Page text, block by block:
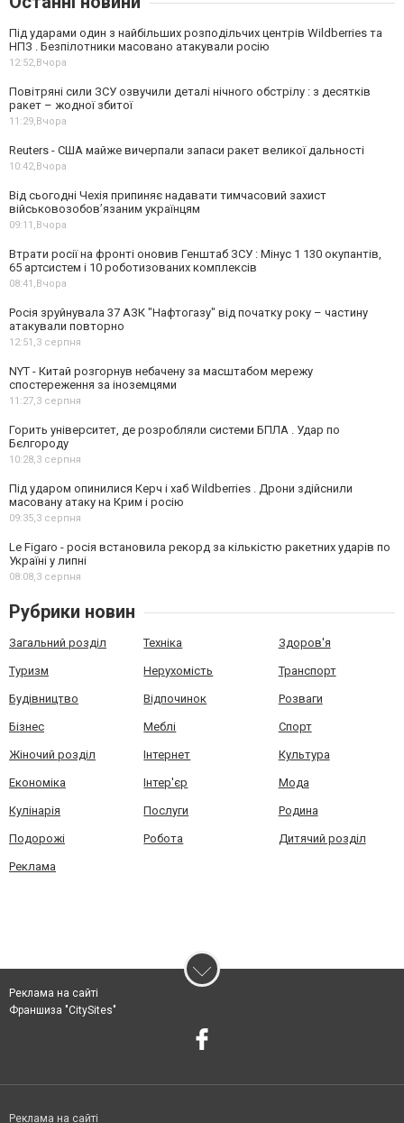
Під ударами один з найбільших розподільчих центрів Wildberries та
НПЗ . Безпілотники масовано атакували росію
12:52, Вчора
Повітряні сили ЗСУ озвучили деталі нічного обстрілу : з десятків
ракет – жодної збитої
11:29, Вчора
Reuters - США майже вичерпали запаси ракет великої дальності
10:42, Вчора
Від сьогодні Чехія припиняє надавати тимчасовий захист
військовозобов’язаним українцям
09:11, Вчора
Втрати росії на фронті оновив Генштаб ЗСУ : Мінус 1 130 окупантів,
65 артсистем і 10 роботизованих комплексів
08:41, Вчора
Росія зруйнувала 37 АЗК "Нафтогазу" від початку року – частину
атакували повторно
12:51, 3 серпня
NYT - Китай розгорнув небачену за масштабом мережу
спостереження за іноземцями
11:27, 3 серпня
Горить університет, де розробляли системи БПЛА . Удар по
Бєлгороду
10:28, 3 серпня
Під ударом опинилися Керч і хаб Wildberries . Дрони здійснили
масовану атаку на Крим і росію
09:35, 3 серпня
Le Figaro - росія встановила рекорд за кількістю ракетних ударів по
Україні у липні
08:08, 3 серпня
Рубрики новин
Загальний розділ Техніка Здоров'я
Туризм Нерухомість Транспорт
Будівництво Відпочинок Розваги
Бізнес Меблі Спорт
Жіночий розділ Інтернет Культура
Економіка Інтер'єр Мода
Кулінарія Послуги Родина
Подорожі Робота Дитячий розділ
Реклама
Реклама на сайті
Франшиза "CitySites"
Реклама на сайті